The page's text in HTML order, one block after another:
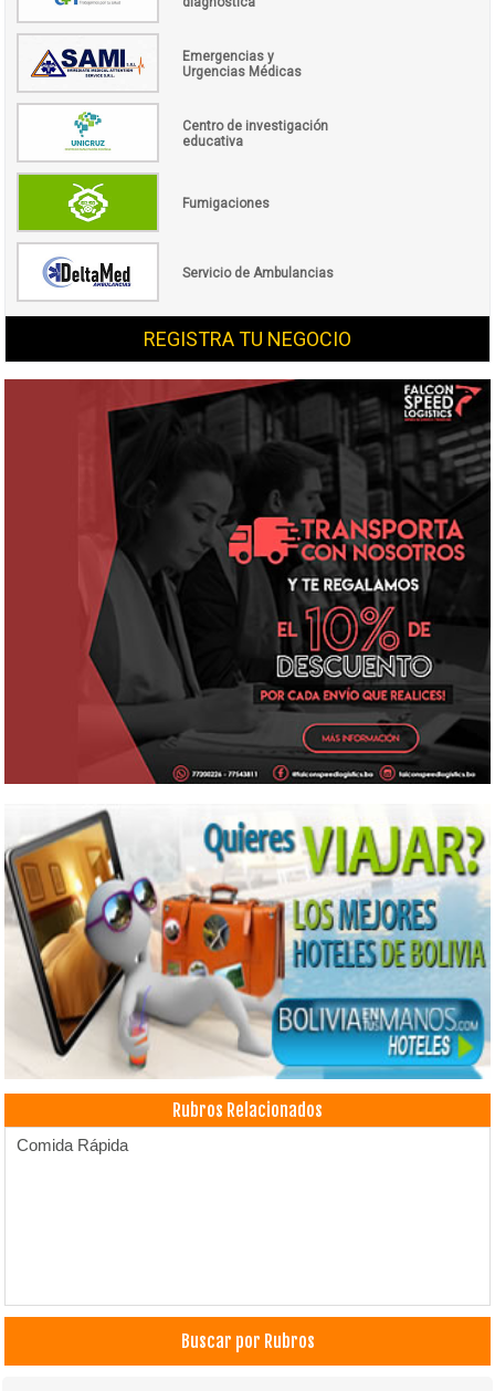
Emergencias y
Urgencias Médicas
Centro de investigación
educativa
Fumigaciones
Servicio de Ambulancias
REGISTRA TU NEGOCIO
Rubros Relacionados
Comida Rápida
Buscar por Rubros